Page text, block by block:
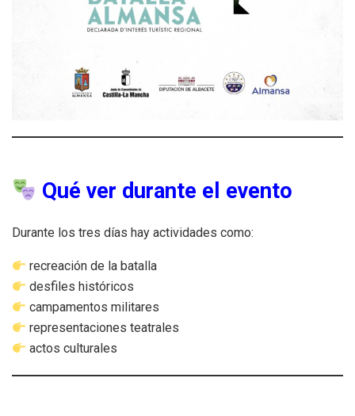
Qué ver durante el evento
Durante los tres días hay actividades como:
recreación de la batalla
desfiles históricos
campamentos militares
representaciones teatrales
actos culturales